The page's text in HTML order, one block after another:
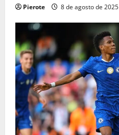
Pierote 8 de agosto de 2025